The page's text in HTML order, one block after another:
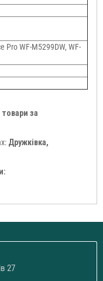
Pro WF-M5299DW, WF-
за
Дружківка,
27